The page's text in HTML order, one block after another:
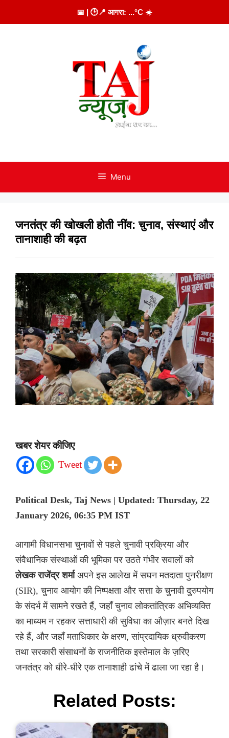
to
📅 | 🕒📍 आगरा: ...°C ☀️
Menu
जनतंत्र की खोखली होती नींव: चुनाव, संस्थाएं और
तानाशाही की बढ़त
खबर शेयर कीजिए
Tweet
Political Desk, Taj News | Updated: Thursday, 22
January 2026, 06:35 PM IST
आगामी विधानसभा चुनावों से पहले चुनावी प्रक्रिया और
संवैधानिक संस्थाओं की भूमिका पर उठते गंभीर सवालों को
लेखक राजेंद्र शर्माअपने इस आलेख में सघन मतदाता पुनरीक्षण
(SIR), चुनाव आयोग की निष्पक्षता और सत्ता के चुनावी दुरुपयोग
के संदर्भ में सामने रखते हैं, जहाँ चुनाव लोकतांत्रिक अभिव्यक्ति
का माध्यम न रहकर सत्ताधारी की सुविधा का औज़ार बनते दिख
रहे हैं, और जहाँ मताधिकार के क्षरण, सांप्रदायिक ध्रुवीकरण
तथा सरकारी संसाधनों के राजनीतिक इस्तेमाल के ज़रिए
जनतंत्र को धीरे-धीरे एक तानाशाही ढांचे में ढाला जा रहा है।
Related Posts: